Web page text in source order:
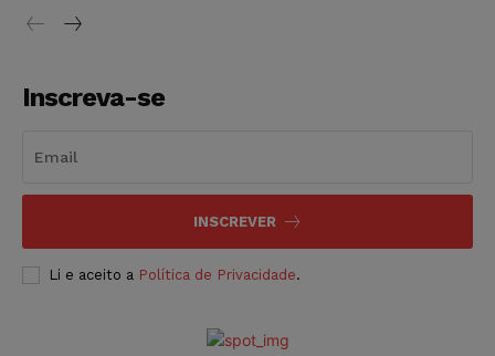
Inscreva-se
INSCREVER
Li e aceito a Política de Privacidade.